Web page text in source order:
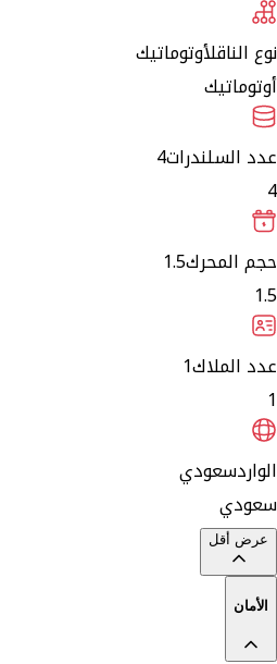
نوع الناقلأوتوماتيك
أوتوماتيك
عدد السلندرات4
4
حجم المحرك1.5
1.5
عدد الملاك1
1
الواردسعودي
سعودي
عرض أقل
الأمان